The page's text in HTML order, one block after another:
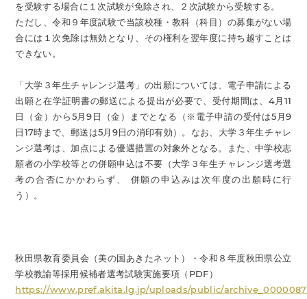
を受験する場合に１次試験が免除され、２次試験から受験する。
ただし、令和９年度試験で当該校種・教科（科目）の募集がない場
合には１次免除は無効となり、その権利を翌年度に持ち越すことは
できない。
「大学３年生チャレンジ選考」の出願については、電子申請による
出願と在学証明書の郵送による提出が必要で、受付期間は、4月11
日（金）から5月9日（金）までとなる（※電子申請の受付は5月9
日17時まで、郵送は5月9日の消印有効）。なお、大学３年生チャレ
ンジ選考は、加点による優遇措置の対象外となる。また、中学校志
願者の小学校等との併願申込は不要（大学３年生チャレンジ選考選
考の合否にかかわらず、 併願の申込みは次年度の出願時に行
う）。
秋田県教育委員会（美の国あきたネット）・令和８年度秋田県公立
学校教諭等採用候補者選考試験実施要項（PDF）
https://www.pref.akita.lg.jp/uploads/public/